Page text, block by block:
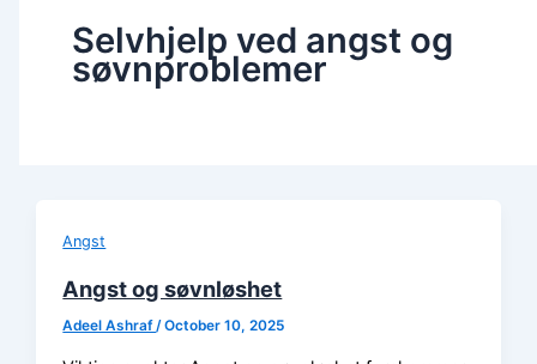
Selvhjelp ved angst og
søvnproblemer
Angst
Angst og søvnløshet
Adeel Ashraf /October 10, 2025